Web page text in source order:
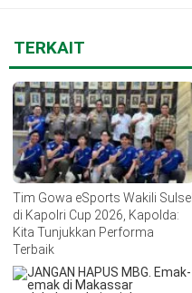
TERKAIT
Tim Gowa eSports Wakili Sulsel
di Kapolri Cup 2026, Kapolda:
Kita Tunjukkan Performa
Terbaik